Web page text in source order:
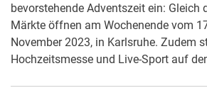
bevorstehende Adventszeit ein: Gleich
Märkte öffnen am Wochenende vom
November 2023, in Karlsruhe. Zudem
Hochzeitsmesse und Live-Sport auf